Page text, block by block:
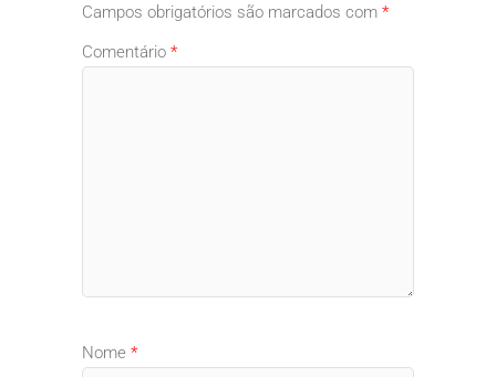
Campos obrigatórios são marcados com *
Comentário *
Nome *